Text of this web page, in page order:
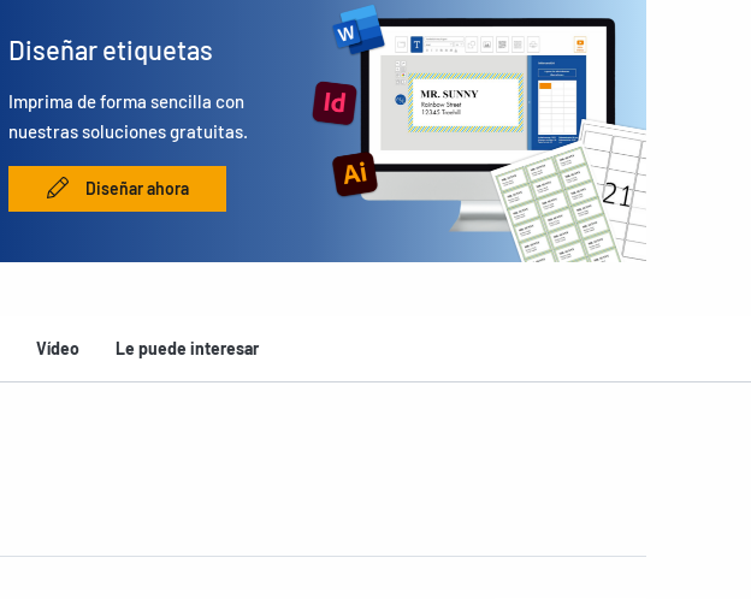
Diseñar etiquetas
Imprima de forma sencilla con
nuestras soluciones gratuitas.
Diseñar ahora
Vídeo Le puede interesar